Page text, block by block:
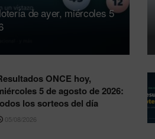
de ayer, miércoles 5
ONCE hoy,
5 de agosto de 2026:
los sorteos del día
05/08/2026